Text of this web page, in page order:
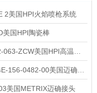
2美国HPI火焰喷枪系统
美国HPI陶瓷棒
美国METRIX迈确接头